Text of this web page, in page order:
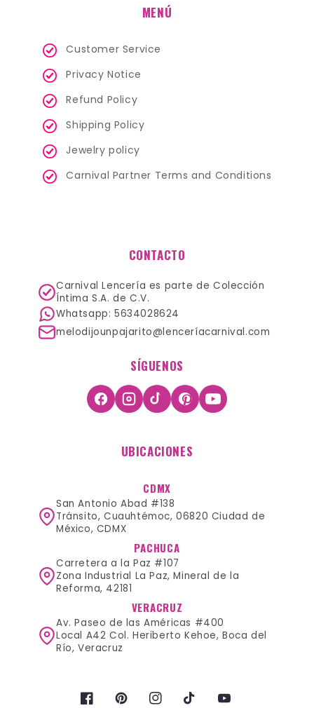
MENÚ
Customer Service
Privacy Notice
Refund Policy
Shipping Policy
Jewelry policy
Carnival Partner Terms and Conditions
CONTACTO
Carnival Lencería es parte de Colección
Íntima S.A. de C.V.
Whatsapp: 5634028624
melodijounpajarito@lenceríacarnival.com
SÍGUENOS
UBICACIONES
CDMX
San Antonio Abad #138
Tránsito, Cuauhtémoc, 06820 Ciudad de
México, CDMX
PACHUCA
Carretera a la Paz #107
Zona Industrial La Paz, Mineral de la
Reforma, 42181
VERACRUZ
Av. Paseo de las Américas #400
Local A42 Col. Heriberto Kehoe, Boca del
Río, Veracruz